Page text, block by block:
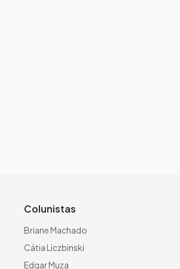
Colunistas
Briane Machado
Cátia Liczbinski
Edgar Muza